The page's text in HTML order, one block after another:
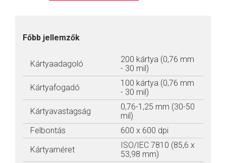
Főbb jellemzők
Kártyaadagoló
200 kártya (0,76 mm
- 30 mil)
Kártyafogadó
100 kártya (0,76 mm
- 30 mil)
Kártyavastagság
0,76-1,25 mm (30-50
mil)
Felbontás
600 x 600 dpi
Kártyaméret
ISO/IEC 7810 (85,6 x
53,98 mm)